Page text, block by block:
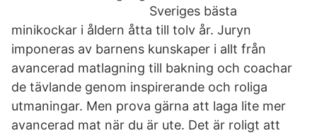
Sveriges bästa
minikockar i åldern åtta till tolv år. Juryn
imponeras av barnens kunskaper i allt från
avancerad matlagning till bakning och coachar
de tävlande genom inspirerande och roliga
utmaningar. Men prova gärna att laga lite mer
avancerad mat när du är ute. Det är roligt att